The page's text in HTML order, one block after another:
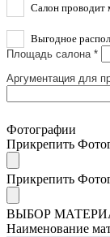
Салон проводит
Выгодное
Площадь салона *
Аргументация для
Фотографии
Прикрепить
Прикрепить
ВЫБОР
Наименование